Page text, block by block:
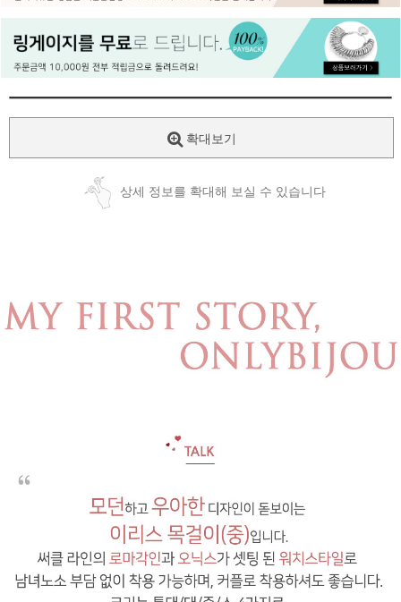
확대보기
상세 정보를 확대해 보실 수 있습니다